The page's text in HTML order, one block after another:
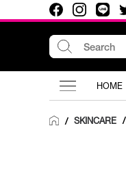
HOME
/ SKINCARE /